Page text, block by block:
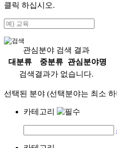
클릭 하십시오.
관심분야 검색 결과
대분류
중분류
관심분야명
검색결과가 없습니다.
선택된 분야 (선택분야는 최소
카테고리